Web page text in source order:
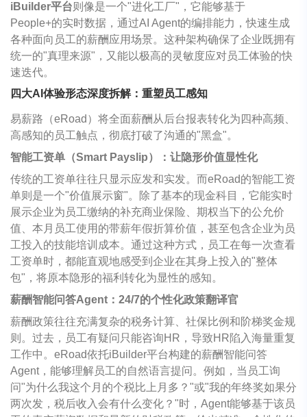
iBuilder平台则像是一个"进化工厂"，它能够基于
People+的实时数据，通过AI Agent的编排能力，快速生成
各种面向员工的薪酬应用场景。这种架构确保了企业既拥有
统一的"真理来源"，又能以极高的灵敏度应对员工体验的快
速迭代。
四大AI体验形态深度拆解：重塑员工感知
易薪路（eRoad）将全面薪酬从后台报表转化为四种高频、
高感知的员工触点，彻底打破了沟通的"黑盒"。
智能工资单（Smart Payslip）：让隐形价值显性化
传统的工资单往往只显示应发和实发。而eRoad的智能工资
单则是一个"价值展示窗"。除了基本的现金科目，它能实时
展示企业为员工缴纳的补充商业保险、期权当下的公允价
值、本月员工使用的带薪年假折算价值，甚至包含企业为员
工投入的技能培训成本。通过这种方式，员工在每一次查看
工资单时，都能直观地感受到企业在其身上投入的"整体
包"，将原本隐形的福利转化为显性的感知。
薪酬智能问答Agent：24/7的个性化政策翻译官
薪酬政策往往充满复杂的税务计算、社保比例和阶梯奖金规
则。过去，员工有疑问只能咨询HR，导致HR陷入海量重复
工作中。eRoad依托iBuilder平台构建的薪酬智能问答
Agent，能够理解员工的自然语言提问。例如，当员工询
问"为什么我这个月的个税比上月多？"或"我的年终奖如果分
两次发，税后收入会有什么变化？"时，Agent能够基于该员